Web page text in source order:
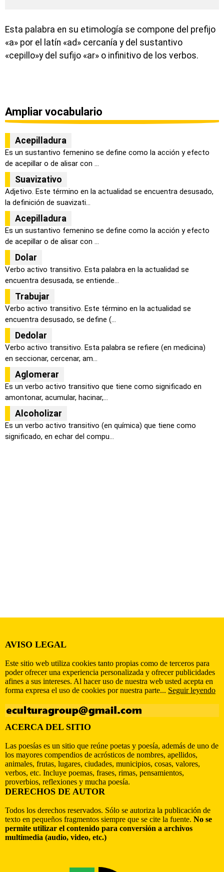
Esta palabra en su etimología se compone del prefijo
«a» por el latín «ad» cercanía y del sustantivo
«cepillo»y del sufijo «ar» o infinitivo de los verbos.
Ampliar vocabulario
Acepilladura
Es un sustantivo femenino se define como la acción y efecto
de acepillar o de alisar con ...
Suavizativo
Adjetivo. Este término en la actualidad se encuentra desusado,
la definición de suavizati...
Acepilladura
Es un sustantivo femenino se define como la acción y efecto
de acepillar o de alisar con ...
Dolar
Verbo activo transitivo. Esta palabra en la actualidad se
encuentra desusada, se entiende...
Trabujar
Verbo activo transitivo. Este término en la actualidad se
encuentra desusado, se define (...
Dedolar
Verbo activo transitivo. Esta palabra se refiere (en medicina)
en seccionar, cercenar, am...
Aglomerar
Es un verbo activo transitivo que tiene como significado en
amontonar, acumular, hacinar,...
Alcoholizar
Es un verbo activo transitivo (en química) que tiene como
significado, en echar del compu...
AVISO LEGAL
Este sitio web utiliza cookies tanto propias como de terceros para
poder ofrecer una experiencia personalizada y ofrecer publicidades
afines a sus intereses. Al hacer uso de nuestra web usted acepta en
forma expresa el uso de cookies por nuestra parte... Seguir leyendo
ACERCA DEL SITIO
Las poesías es un sitio que reúne poetas y poesía, además de uno de
los mayores compendios de acrósticos de nombres, apellidos,
animales, frutas, lugares, ciudades, municipios, cosas, valores,
verbos, etc. Incluye poemas, frases, rimas, pensamientos,
proverbios, reflexiones y mucha poesía.
DERECHOS DE AUTOR
Todos los derechos reservados. Sólo se autoriza la publicación de
texto en pequeños fragmentos siempre que se cite la fuente. No se
permite utilizar el contenido para conversión a archivos
multimedia (audio, video, etc.)